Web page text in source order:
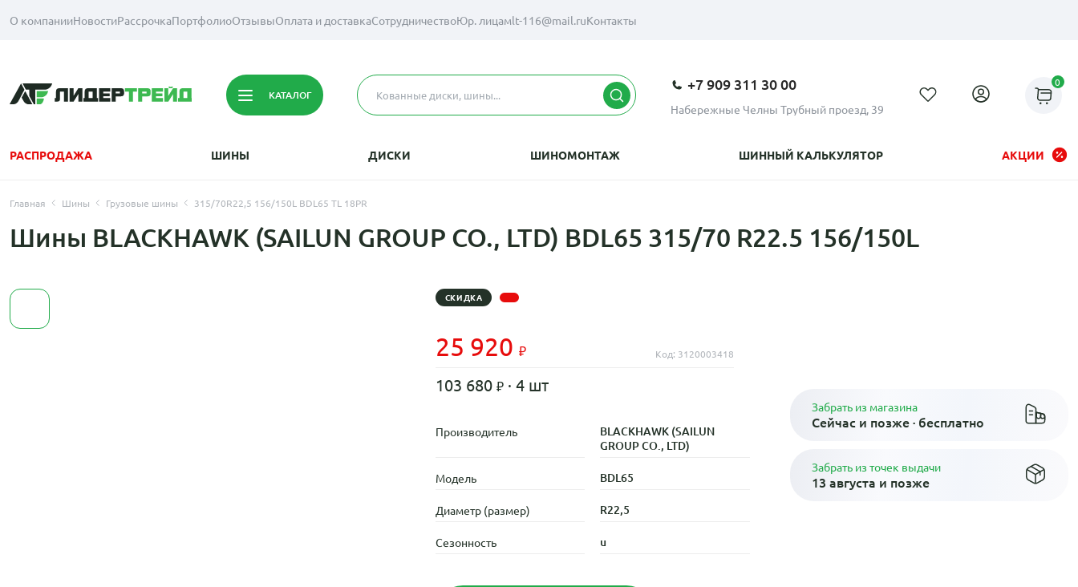
О компанииНовостиРассрочкаПортфолиоОтзывыОплата и доставкаСотрудничествоЮр. лицамlt-116@mail.ruКонтакты
КАТАЛОГ
+7 909 311 30 00
Набережные Челны Трубный проезд, 39
0
РАСПРОДАЖА ШИНЫ ДИСКИ ШИНОМОНТАЖ ШИННЫЙ КАЛЬКУЛЯТОР АКЦИИ
Главная Шины Грузовые шины 315/70R22,5 156/150L BDL65 TL 18PR
Шины BLACKHAWK (SAILUN GROUP CO., LTD) BDL65 315/70 R22.5 156/150L
СКИДКА
25 920 Код: 3120003418
103 680 · 4 шт
Производитель
BLACKHAWK (SAILUN
GROUP CO., LTD)
Модель BDL65
Диаметр (размер) R22,5
Сезонность u
Забрать из магазина
Сейчас и позже · бесплатно
Забрать из точек выдачи
13 августа и позже